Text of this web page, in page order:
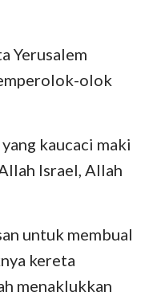
Yerusalem
olok
kaucaci maki
Israel, Allah
untuk membual
kereta
menaklukkan